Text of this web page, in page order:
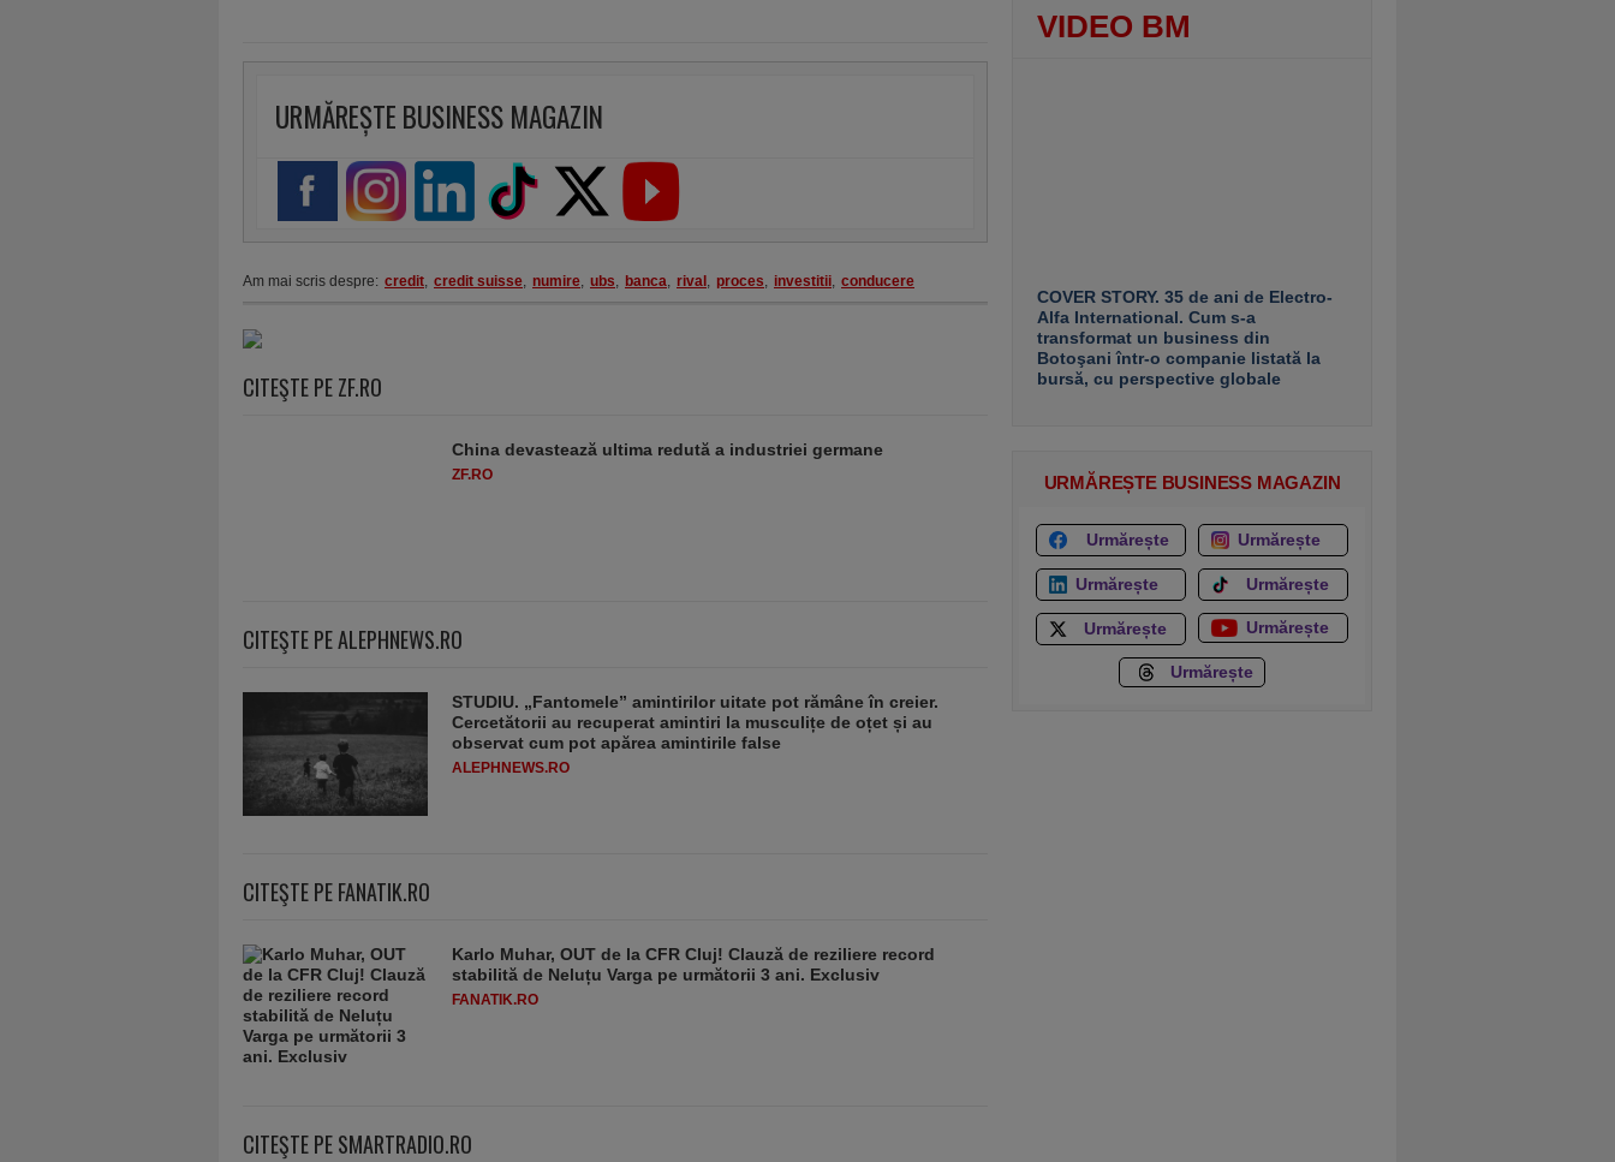
URMĂREȘTE BUSINESS MAGAZIN
Am mai scris despre: credit, credit suisse, numire, ubs, banca, rival , proces, investitii, conducere
CITEŞTE PE ZF.RO
China devastează ultima redută a industriei germane
ZF.RO
CITEŞTE PE ALEPHNEWS.RO
STUDIU. „Fantomele” amintirilor uitate pot rămâne în creier.
Cercetătorii au recuperat amintiri la musculițe de oțet și au
observat cum pot apărea amintirile false
ALEPHNEWS.RO
CITEŞTE PE FANATIK.RO
Karlo Muhar, OUT de la CFR Cluj! Clauză de reziliere record
stabilită de Neluțu Varga pe următorii 3 ani. Exclusiv
FANATIK.RO
CITEŞTE PE SMARTRADIO.RO
VIDEO BM
COVER STORY. 35 de ani de Electro-
Alfa International. Cum s-a
transformat un business din
Botoşani într-o companie listată la
bursă, cu perspective globale
URMĂREȘTE BUSINESS MAGAZIN
Urmărește Urmărește
Urmărește Urmărește
Urmărește Urmărește
Urmărește